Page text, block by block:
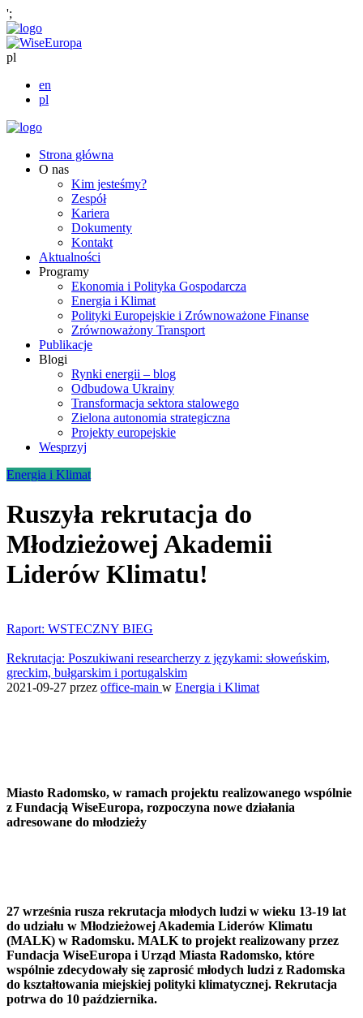
';
pl
en
pl
Strona główna
O nas
Kim jesteśmy?
Zespół
Kariera
Dokumenty
Kontakt
Aktualności
Programy
Ekonomia i Polityka Gospodarcza
Energia i Klimat
Polityki Europejskie i Zrównoważone Finanse
Zrównoważony Transport
Publikacje
Blogi
Rynki energii – blog
Odbudowa Ukrainy
Transformacja sektora stalowego
Zielona autonomia strategiczna
Projekty europejskie
Wesprzyj
Energia i Klimat
Ruszyła rekrutacja do
Młodzieżowej Akademii
Liderów Klimatu!
Raport: WSTECZNY BIEG
Rekrutacja: Poszukiwani researcherzy z językami: słoweńskim,
greckim, bułgarskim i portugalskim
2021-09-27 przez office-main w Energia i Klimat
Miasto Radomsko, w ramach projektu realizowanego wspólnie
z Fundacją WiseEuropa, rozpoczyna nowe działania
adresowane do młodzieży
27 września rusza rekrutacja młodych ludzi w wieku 13-19 lat
do udziału w Młodzieżowej Akademia Liderów Klimatu
(MALK) w Radomsku. MALK to projekt realizowany przez
Fundacja WiseEuropa i Urząd Miasta Radomsko, które
wspólnie zdecydowały się zaprosić młodych ludzi z Radomska
do kształtowania miejskiej polityki klimatycznej. Rekrutacja
potrwa do 10 października.